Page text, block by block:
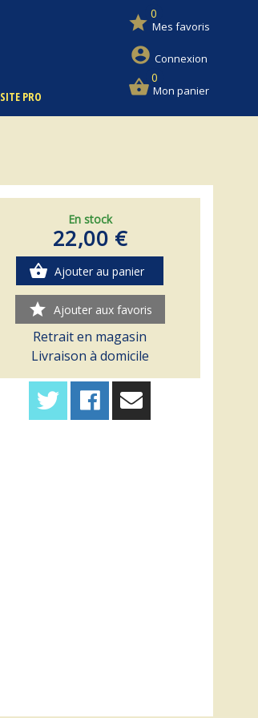
SITE PRO
star 0
Mes favoris
account_circle Connexion
shopping_basket0
Mon panier
En stock
22,00 €
shopping_basket Ajouter au panier
star Ajouter aux favoris
Retrait en magasin
Livraison à domicile